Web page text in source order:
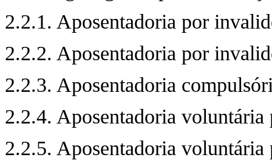
2.2.1. Aposentadoria por
2.2.2. Aposentadoria por
2.2.3. Aposentadoria
2.2.4. Aposentadoria
2.2.5. Aposentadoria voluntária